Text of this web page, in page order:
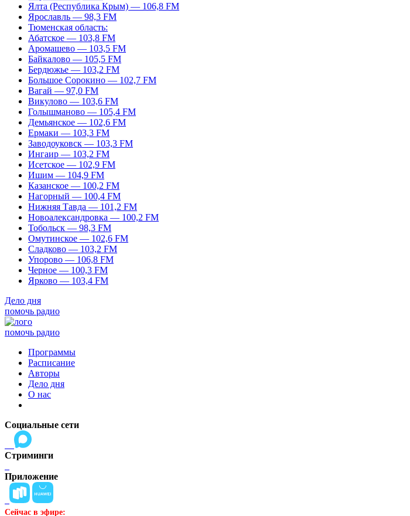
Ялта (Республика Крым) — 106,8 FM
Ярославль — 98,3 FM
Тюменская область:
Абатское — 103,8 FM
Аромашево — 103,5 FM
Байкалово — 105,5 FM
Бердюжье — 103,2 FM
Большое Сорокино — 102,7 FM
Вагай — 97,0 FM
Викулово — 103,6 FM
Голышманово — 105,4 FM
Демьянское — 102,6 FM
Ермаки — 103,3 FM
Заводоуковск — 103,3 FM
Ингаир — 103,2 FM
Исетское — 102,9 FM
Ишим — 104,9 FM
Казанское — 100,2 FM
Нагорный — 100,4 FM
Нижняя Тавда — 101,2 FM
Новоалександровка — 100,2 FM
Тобольск — 98,3 FM
Омутинское — 102,6 FM
Сладково — 103,2 FM
Упорово — 106,8 FM
Черное — 100,3 FM
Ярково — 103,4 FM
Дело дня
помочь радио
помочь радио
Программы
Расписание
Авторы
Дело дня
О нас
Социальные сети
Стриминги
Приложение
Сейчас в эфире: